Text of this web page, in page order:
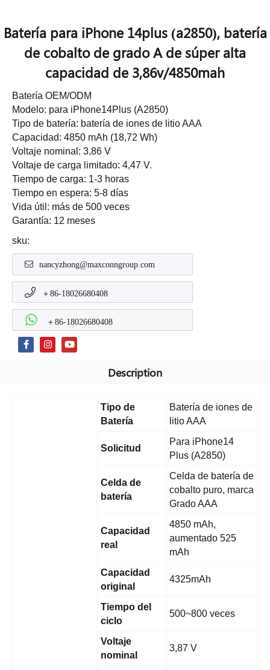
Batería para iPhone 14plus (a2850), batería
de cobalto de grado A de súper alta
capacidad de 3,86v/4850mah
Batería OEM/ODM
Modelo: para iPhone14Plus (A2850)
Tipo de batería: batería de iones de litio AAA
Capacidad: 4850 mAh (18,72 Wh)
Voltaje nominal: 3,86 V
Voltaje de carga limitado: 4,47 V.
Tiempo de carga: 1-3 horas
Tiempo en espera: 5-8 días
Vida útil: más de 500 veces
Garantía: 12 meses
sku:
nancyzhong@maxconngroup.com
＋86-18026680408
＋86-18026680408
Description
Tipo de
Batería
Batería de iones de
litio AAA
Solicitud
Para iPhone14
Plus (A2850)
Celda de
batería
Celda de batería de
cobalto puro, marca
Grado AAA
Capacidad
real
4850 mAh,
aumentado 525
mAh
Capacidad
original
4325mAh
Tiempo del
ciclo
500~800 veces
Voltaje
nominal
3,87 V